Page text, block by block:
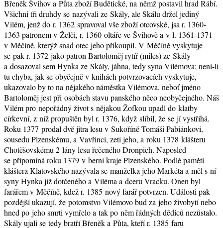
Břeněk Švihov a Půta zboží Budětické, na němž postavil hrad Rábí.
Všichni tři druhdy se nazývali ze Skály, ale Skálu držel jediný
Vilém, jenž do r. 1362 spravoval vše zboží otcovské, jsa r. 1360-
1363 patronem v Želči, r. 1360 oltáře ve Švihově a v l. 1361-1371
v Měčíně, kterýž snad otec jeho přikoupil. V Měčíně vyskytuje
se pak r. 1372 jako patron Bartoloměj rytíř (miles) ze Skály
a dosazoval sem Hynka ze Skály, jáhna, tedy syna Vilémova; není-li
tu chyba, jak se obyčejně v knihách potvrzovacích vyskytuje,
ukazovalo by to na nějakého náměstka Vilémova, neboť jméno
Bartoloměj jest při osobách stavu panského něco neobyčejného. Náš
Vilém pro nepořádný život s nějakou Žofkou upadl do klatby
církevní, z níž propuštěn byl r. 1376, když slíbil, že se jí vystříhá.
Roku 1377 prodal dvě jitra lesu v Sukoříně Tomáši Pabiánkovi,
sousedu Plzenskému, a Vavřinci, zeti jeho, a roku 1378 klášteru
Chotěšovskému 2 lány lesu řečeného Dronpich. Naposled
se připomíná roku 1379 v berni kraje Plzenského. Podlé pamětí
kláštera Klatovského nazývala se manželka jeho Markéta a měl s ní
syny Hynka již dotčeného a Viléma a dceru Vracku. Onen byl
farářem v Měčíně, kdež r. 1385 nový farář potvrzen. Události pak
pozdější ukazují, že potomstvo Vilémovo bud za jeho živobytí nebo
hned po jeho smrti vymřelo a tak po něm řádných dědiců nezůstalo.
Skály ujali se tedy bratří Břeněk a Půta, kteří r. 1385 faru